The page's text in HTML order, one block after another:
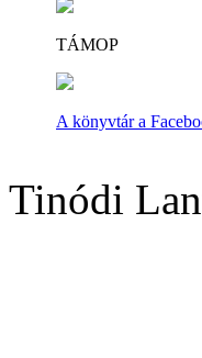
TÁMOP
A könyvtár a
Tinódi